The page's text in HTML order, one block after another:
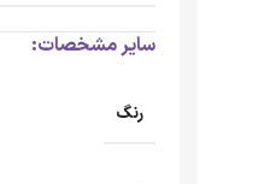
سایر مشخصات:
رنگ